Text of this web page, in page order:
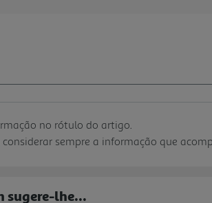
no rótulo do artigo.
sempre a informação que
sugere-lhe...